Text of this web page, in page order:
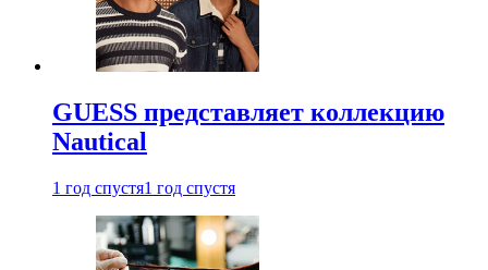
GUESS представляет коллекцию
Nautical
1 год спустя1 год спустя